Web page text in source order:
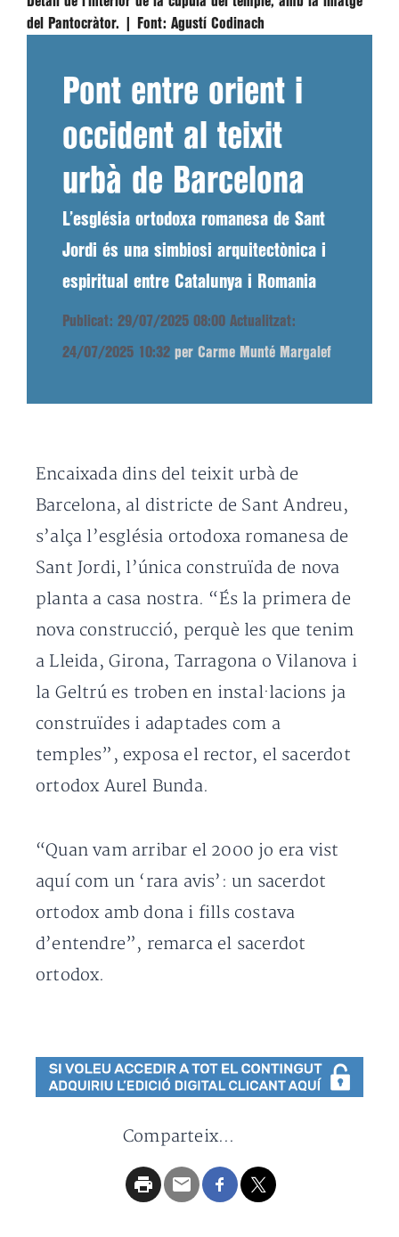
del Pantocràtor. |
Font: Agustí Codinach
Pont entre orient i
occident al teixit
urbà de Barcelona
L’església ortodoxa romanesa de Sant
Jordi és una simbiosi arquitectònica i
espiritual entre Catalunya i Romania
Publicat: 29/07/2025 08:00 Actualitzat:
24/07/2025 10:32 per Carme Munté Margalef
Encaixada dins del teixit urbà de
Barcelona, al districte de Sant Andreu,
s’alça l’església ortodoxa romanesa de
Sant Jordi, l’única construïda de nova
planta a casa nostra. “És la primera de
nova construcció, perquè les que tenim
a Lleida, Girona, Tarragona o Vilanova i
la Geltrú es troben en instal·lacions ja
construïdes i adaptades com a
temples”, exposa el rector, el sacerdot
ortodox Aurel Bunda.
“Quan vam arribar el 2000 jo era vist
aquí com un ‘rara avis’: un sacerdot
ortodox amb dona i fills costava
d’entendre”, remarca el sacerdot
ortodox.
Comparteix...